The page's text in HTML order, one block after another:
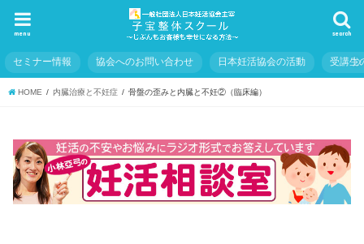
search
menu
セミナー情報 協会へのお問い合わせ 日本妊活協会の活動 受講生
HOME 内臓治療と不妊症 骨盤の歪みと内臓と不妊②（臨床編）